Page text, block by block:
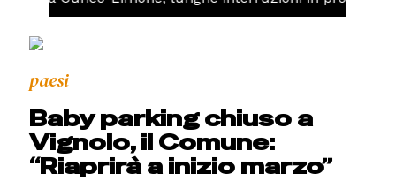
paesi
Baby parking chiuso a
Vignolo, il Comune:
“Riaprirà a inizio marzo”